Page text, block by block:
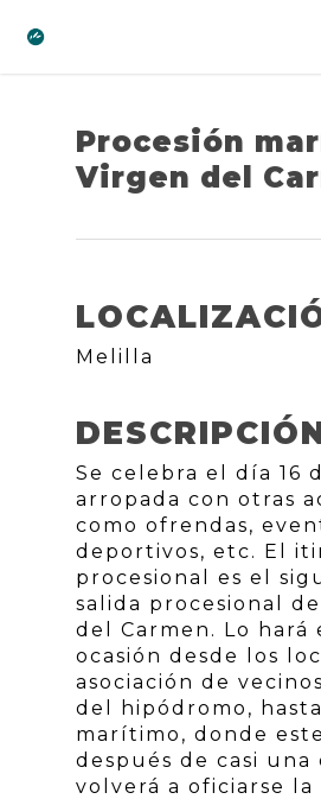
Procesión
Virgen del
Melilla
Se celebra el día 16
arropada con otras
como ofrendas,
deportivos, etc. El
procesional es el
salida procesional
del Carmen. Lo hará
ocasión desde los
asociación de
del hipódromo,
marítimo, donde
después de casi una
volverá a oficiarse la